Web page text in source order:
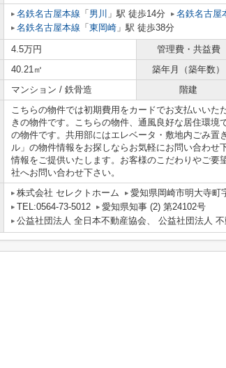
名鉄名古屋本線 「 男川 」駅 徒歩14分 名鉄名古屋
名鉄名古屋本線 「 東岡崎 」駅 徒歩38分
4.5万円 管理費・共益費
40.21㎡ 築年月（築年数）
マンション / 鉄骨造 階建
こちらの物件では初期費用をカードでお支払いいた
きの物件です。こちらの物件、通風良好な居住環境
の物件です。共用部にはエレベータ・敷地内ごみ置
ル」の物件情報をお探しならお気軽にお問い合わせ
情報をご提供いたします。お客様のこだわりやご要
社へお問い合わせ下さい。
株式会社 セレクトホーム
愛知県岡崎市明大寺町
TEL:0564-73-5012
愛知県知事 (2) 第24102号
公益社団法人 全日本不動産協会、 公益社団法人